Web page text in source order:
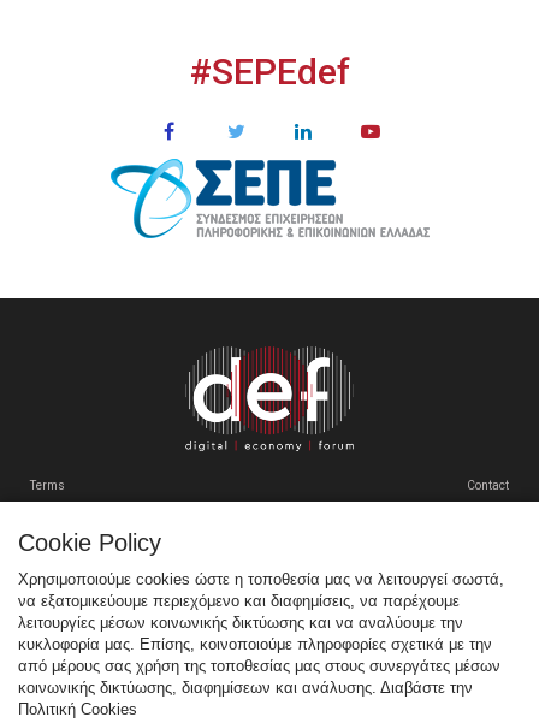
#SEPEdef
Tweets by SEPEgr
Terms Contact
Sitemap
Χορηγοί
Multimedia
Venue
Cookie Policy
Χρησιμοποιούμε cookies ώστε η τοποθεσία μας να λειτουργεί σωστά,
να εξατομικεύουμε περιεχόμενο και διαφημίσεις, να παρέχουμε
λειτουργίες μέσων κοινωνικής δικτύωσης και να αναλύουμε την
κυκλοφορία μας. Επίσης, κοινοποιούμε πληροφορίες σχετικά με την
από μέρους σας χρήση της τοποθεσίας μας στους συνεργάτες μέσων
κοινωνικής δικτύωσης, διαφημίσεων και ανάλυσης. Διαβάστε την
Πολιτική Cookies